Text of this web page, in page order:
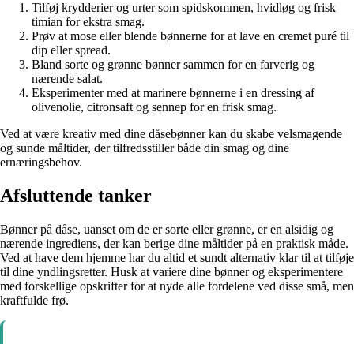
Tilføj krydderier og urter som spidskommen, hvidløg og frisk
timian for ekstra smag.
Prøv at mose eller blende bønnerne for at lave en cremet puré til
dip eller spread.
Bland sorte og grønne bønner sammen for en farverig og
nærende salat.
Eksperimenter med at marinere bønnerne i en dressing af
olivenolie, citronsaft og sennep for en frisk smag.
Ved at være kreativ med dine dåsebønner kan du skabe velsmagende
og sunde måltider, der tilfredsstiller både din smag og dine
ernæringsbehov.
Afsluttende tanker
Bønner på dåse, uanset om de er sorte eller grønne, er en alsidig og
nærende ingrediens, der kan berige dine måltider på en praktisk måde.
Ved at have dem hjemme har du altid et sundt alternativ klar til at tilføje
til dine yndlingsretter. Husk at variere dine bønner og eksperimentere
med forskellige opskrifter for at nyde alle fordelene ved disse små, men
kraftfulde frø.